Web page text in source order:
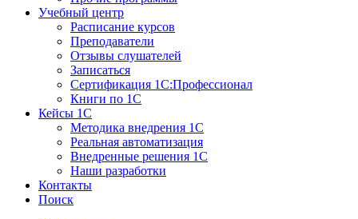
Учебный центр
Расписание курсов
Преподаватели
Отзывы слушателей
Записаться
Сертификация 1С:Профессионал
Книги по 1С
Кейсы 1С
Методика внедрения 1С
Реальная автоматизация
Внедренные решения 1С
Наши разработки
Контакты
Поиск